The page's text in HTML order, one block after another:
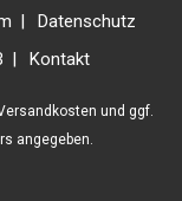
Datenschutz
Kontakt
und ggf.
angegeben.